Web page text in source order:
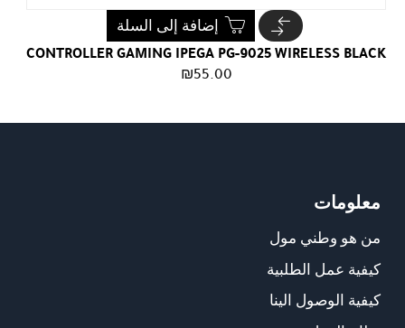
CONTROLLER GAMING IPEGA PG-9025 WIRELESS BLACK
₪55.00
إضافة إلى السلة
معلومات
من هو وطني مول
كيفية عمل الطلبية
كيفية الوصول الينا